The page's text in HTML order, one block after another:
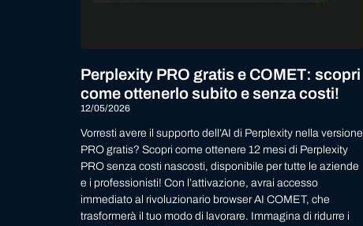
Perplexity PRO gratis e COMET: scopri
come ottenerlo subito e senza costi!
12/05/2026
Vorresti avere il supporto dell’AI di Perplexity nella versione
PRO gratis? Scopri come ottenere 12 mesi di Perplexity
PRO senza costi nascosti, disponibile per tutte le aziende
e i professionisti! Con l’attivazione, avrai accesso
immediato al rivoluzionario browser AI COMET, che
trasformerà il tuo modo di lavorare. Immagina di ridurre i